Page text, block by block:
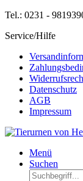
Tel.: 0231 -
Service/Hilfe
Datenschutz
AGB
Impressum
Menü
Suchen